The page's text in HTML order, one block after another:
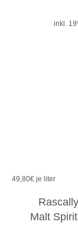
inkl.
49,80€ je liter
Malt